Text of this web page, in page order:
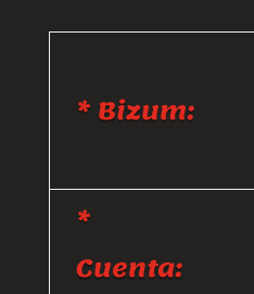
* Bizum:
*
Cuenta: